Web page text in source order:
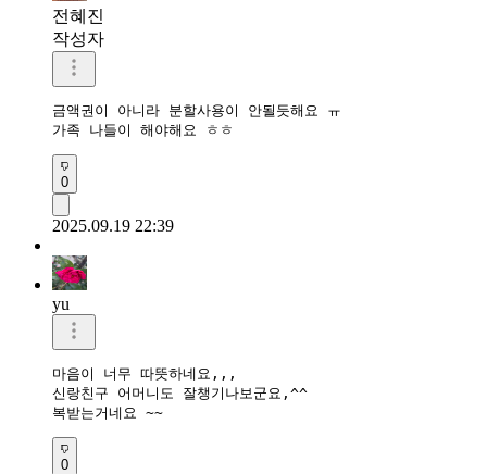
전혜진
작성자
금액권이 아니라 분할사용이 안될듯해요 ㅠ
가족 나들이 해야해요 ㅎㅎ
0
2025.09.19 22:39
yu
마음이 너무 따뜻하네요,,,
신랑친구 어머니도 잘챙기나보군요,^^
복받는거네요 ~~
0